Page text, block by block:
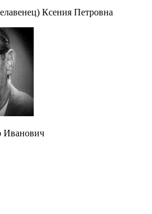
Ксения Петровна
Иванович